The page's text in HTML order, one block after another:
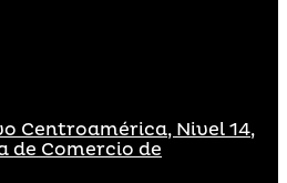
Centroamérica, Nivel 14,
de Comercio de